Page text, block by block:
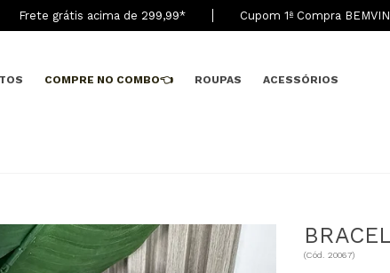
Frete grátis acima de 299,99* Cupom 1ª Compra
COMPRE NO COMBO👈 ROUPAS ACESSÓRIOS
(Cód. 20067)